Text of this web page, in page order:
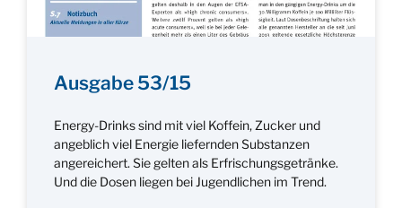
Ausgabe 53/15
Energy-Drinks sind mit viel Koffein, Zucker und
angeblich viel Energie liefernden Substanzen
angereichert. Sie gelten als Erfrischungsgetränke.
Und die Dosen liegen bei Jugendlichen im Trend.